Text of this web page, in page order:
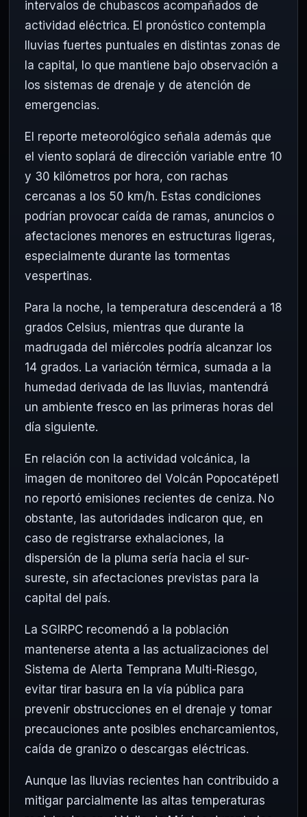
intervalos de chubascos acompañados de
actividad eléctrica. El pronóstico contempla
lluvias fuertes puntuales en distintas zonas de
la capital, lo que mantiene bajo observación a
los sistemas de drenaje y de atención de
emergencias.
El reporte meteorológico señala además que
el viento soplará de dirección variable entre 10
y 30 kilómetros por hora, con rachas
cercanas a los 50 km/h. Estas condiciones
podrían provocar caída de ramas, anuncios o
afectaciones menores en estructuras ligeras,
especialmente durante las tormentas
vespertinas.
Para la noche, la temperatura descenderá a 18
grados Celsius, mientras que durante la
madrugada del miércoles podría alcanzar los
14 grados. La variación térmica, sumada a la
humedad derivada de las lluvias, mantendrá
un ambiente fresco en las primeras horas del
día siguiente.
En relación con la actividad volcánica, la
imagen de monitoreo del Volcán Popocatépetl
no reportó emisiones recientes de ceniza. No
obstante, las autoridades indicaron que, en
caso de registrarse exhalaciones, la
dispersión de la pluma sería hacia el sur-
sureste, sin afectaciones previstas para la
capital del país.
La SGIRPC recomendó a la población
mantenerse atenta a las actualizaciones del
Sistema de Alerta Temprana Multi-Riesgo,
evitar tirar basura en la vía pública para
prevenir obstrucciones en el drenaje y tomar
precauciones ante posibles encharcamientos,
caída de granizo o descargas eléctricas.
Aunque las lluvias recientes han contribuido a
mitigar parcialmente las altas temperaturas